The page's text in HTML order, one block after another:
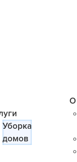
Уборка
домов
О